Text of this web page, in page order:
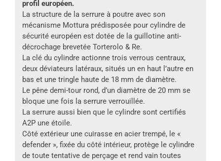
profil européen.
La structure de la serrure à poutre avec son
mécanisme Mottura prédisposée pour cylindre de
sécurité européen est dotée de la guillotine anti-
décrochage brevetée Torterolo & Re.
La clé du cylindre actionne trois verrous centraux,
deux déviateurs latéraux, situés un en haut l’autre en
bas et une tringle haute de 18 mm de diamètre.
Le pêne demi-tour rond, d’un diamètre de 20 mm se
bloque une fois la serrure verrouillée.
La serrure aussi bien que le cylindre sont certifiés
A2P une étoile.
Côté extérieur une cuirasse en acier trempé, le «
defender », fixée du côté intérieur, protège le cylindre
de toute tentative de perçage et rend vain toutes